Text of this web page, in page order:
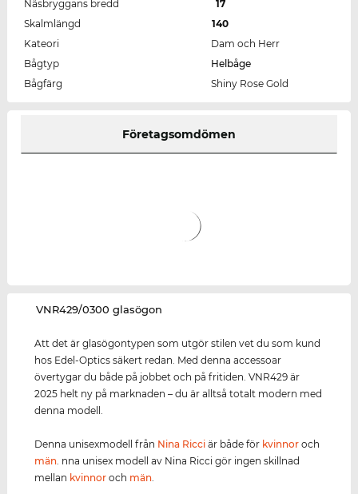
Näsbryggans bredd
17
Skalmlängd
140
Kateori
Dam och Herr
Bågtyp
Helbåge
Bågfärg
Shiny Rose Gold
Företagsomdömen
‌VNR429/0300 glasögon
Att det är glasögontypen som utgör stilen vet du som kund
hos Edel-Optics säkert redan. Med denna accessoar
övertygar du både på jobbet och på fritiden. VNR429 är
2025 helt ny på marknaden – du är alltså totalt modern med
denna modell.
Denna unisexmodell från Nina Ricci är både för kvinnor och
män . nna unisex modell av Nina Ricci gör ingen skillnad
mellan kvinnor och män